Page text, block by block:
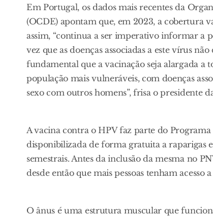
Em Portugal, os dados mais recentes da
(OCDE) apontam que, em 2023, a cobertura
assim, “continua a ser imperativo informar a
vez que as doenças associadas a este vírus
fundamental que a vacinação seja alargada a
população mais vulneráveis, com doenças
sexo com outros homens”, frisa o presidente
A vacina contra o HPV faz parte do
disponibilizada de forma gratuita a raparigas e
semestrais. Antes da inclusão da mesma no
desde então que mais pessoas tenham acesso
O ânus é uma estrutura muscular que